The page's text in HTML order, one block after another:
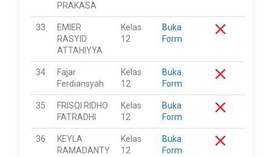
PRAKASA
33
EMIER
RASYID
ATTAHIYYA
Kelas
12
Buka
Form
34
Fajar
Ferdiansyah
Kelas
12
Buka
Form
35
FRISQI RIDHO
FATRADHI
Kelas
12
Buka
Form
36
KEYLA
RAMADANTY
Kelas
12
Buka
Form